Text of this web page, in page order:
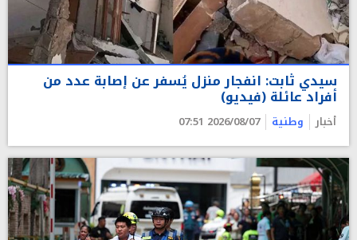
سيدي ثابت: انفجار منزل يُسفر عن إصابة عدد من
أفراد عائلة (فيديو)
أخبار وطنية 2026/08/07 07:51